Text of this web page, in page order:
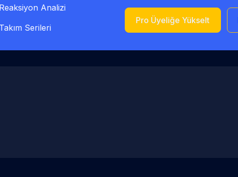
Reaksiyon Analizi
Takım Serileri
Pro Üyeliğe Yükselt